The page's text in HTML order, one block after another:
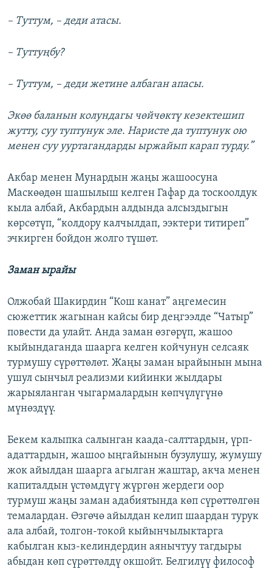
– Туттум, – деди атасы.
– Туттуңбу?
– Туттум, – деди жетине албаган апасы.
Экөө баланын колундагы чөйчөктү кезектешип
жутту, суу туптунук эле. Наристе да туптунук ою
менен суу ууртагандарды ыржайып карап турду.”
Акбар менен Мунардын жаңы жашоосуна
Маскөөдөн шашылыш келген Гафар да тоскоолдук
кыла албай, Акбардын алдында алсыздыгын
көрсөтүп, “колдору калчылдап, ээктери титиреп”
эчкирген бойдон жолго түшөт.
Заман ырайы
Олжобай Шакирдин “Кош канат” аңгемесин
сюжеттик жагынан кайсы бир деңгээлде “Чатыр”
повести да улайт. Анда заман өзгөрүп, жашоо
кыйындаганда шаарга келген койчунун селсаяк
турмушу сүрөттөлөт. Жаңы заман ырайынын мына
ушул сынчыл реализми кийинки жылдары
жарыяланган чыгармалардын көпчүлүгүнө
мүнөздүү.
Бекем калыпка салынган каада-салттардын, үрп-
адаттардын, жашоо ыңгайынын бузулушу, жумушу
жок айылдан шаарга агылган жаштар, акча менен
капиталдын үстөмдүгү жүргөн жердеги оор
турмуш жаңы заман адабиятында көп сүрөттөлгөн
темалардан. Өзгөчө айылдан келип шаардан турук
ала албай, толгон-токой кыйынчылыктарга
кабылган кыз-келиндердин аянычтуу тагдыры
абыдан көп сүрөттөлдү окшойт. Белгилүү философ